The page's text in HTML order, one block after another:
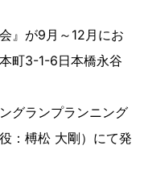
』が9月～12月にお
町3-1-6日本橋永谷
グランプランニング
：榑松 大剛）にて発